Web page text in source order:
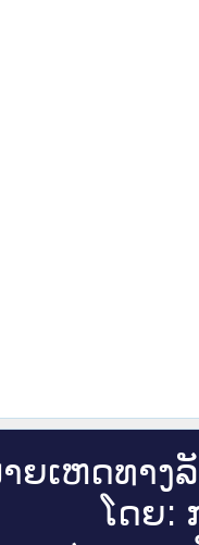
ຍ​ເຫດ​ທາງ​
ໂດຍ: